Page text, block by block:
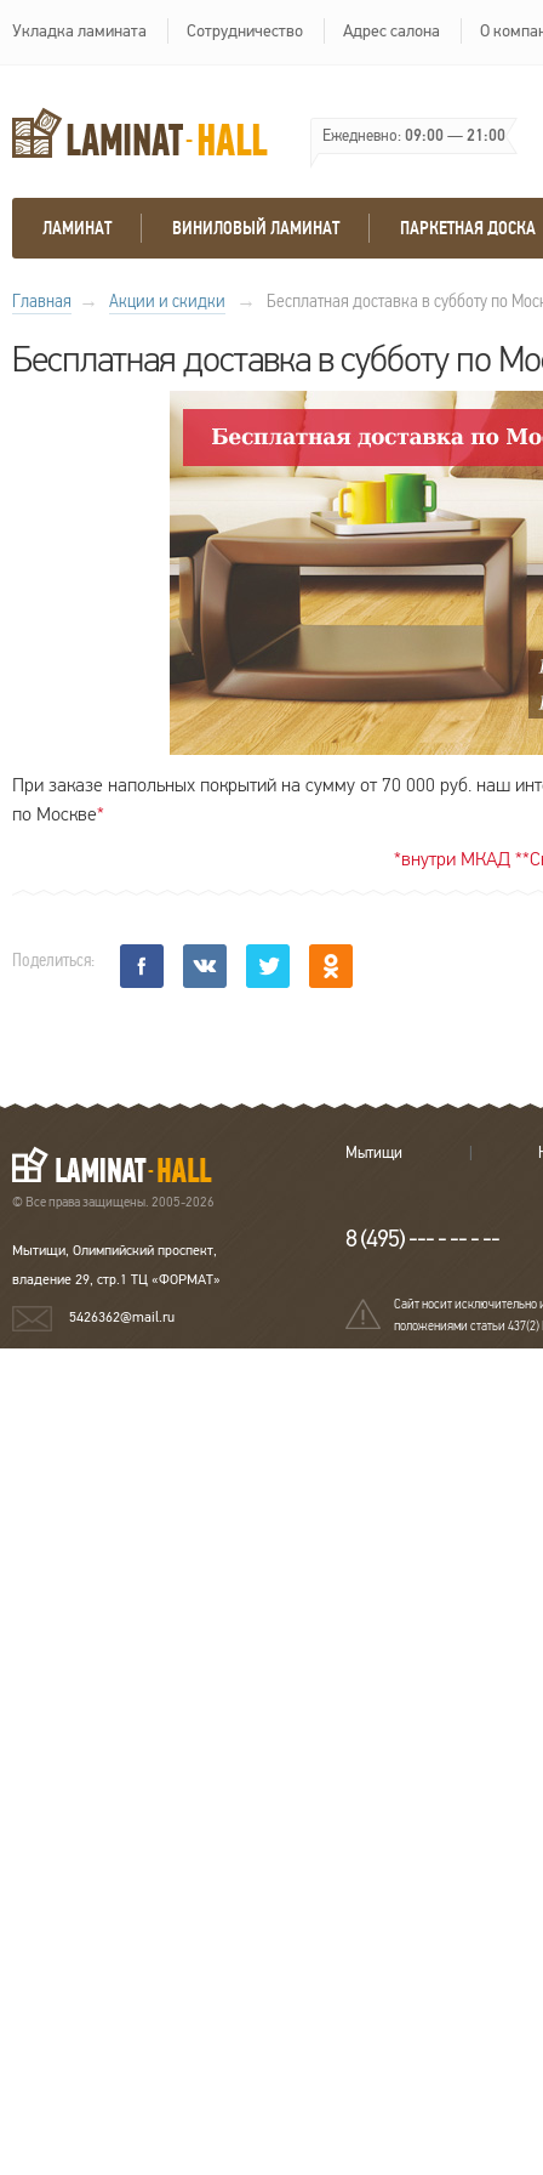
Укладка ламината Сотрудничество Адрес салона О
Ежедневно:09:00—21:00
ЛАМИНАТ ВИНИЛОВЫЙ ЛАМИНАТ ПАРКЕТНАЯ ДОСКА
Главная → Акции и скидки → Бесплатная доставка в субботу по
Бесплатная доставка в субботу по
При заказе напольных покрытий на сумму от 70 000 руб. наш
по Москве*
*внутри МКАД
Поделиться:
© Все права защищены. 2005-2026
Мытищи, Олимпийский проспект,
владение 29, стр.1 ТЦ «ФОРМАТ»
5426362@mail.ru
Мытищи
8 (495) --- - -- - --
Сайт носит исключительно
положениями статьи